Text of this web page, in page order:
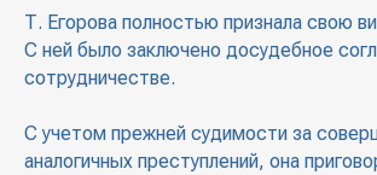
Т. Егорова полностью признала свою
С ней было заключено досудебное
сотрудничестве.
С учетом прежней судимости за
аналогичных преступлений, она